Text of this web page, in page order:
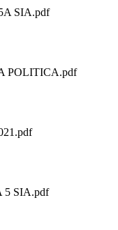
SIA.pdf
POLITICA.pdf
5 SIA.pdf